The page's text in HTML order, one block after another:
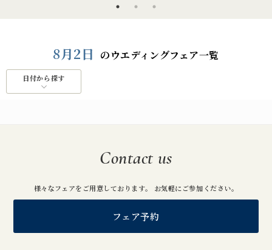
8月2日 のウエディングフェア一覧
日付から探す
Contact us
様々なフェアをご用意しております。 お気軽にご参加ください。
フェア予約